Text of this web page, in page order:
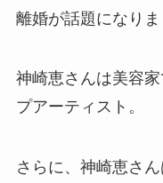
離婚が話題になりま
神崎恵さんは美容
プアーティスト。
さらに、神崎恵さ